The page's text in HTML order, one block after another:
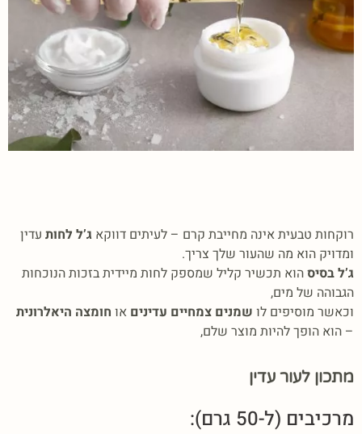
רוקחות טבעית אינה מחייבת קרם – לעיתים דווקא ג’ל לחות עדין
ומדויק הוא מה שהעור שלך צריך.
ג’ל בסיסהוא תכשיר קליל שמספק לחות מיידית בזכות הנוכחות
הגבוהה של מים,
וכאשר מוסיפים לו שמנים צמחיים עדינים או חומצה היאלרונית
– הוא הופך להיות מוצר שלם,
מתכון לעור עדין
מרכיבים (ל-50 גרם):